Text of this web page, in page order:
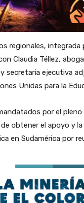
regionales,
Claudia Téllez,
secretaria ejecutiva
Unidas para la
por el
obtener el apoyo y
en Sudamérica por